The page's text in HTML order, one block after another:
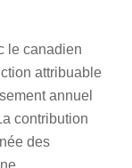
le canadien
attribuable
annuel
contribution
des